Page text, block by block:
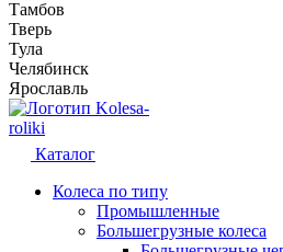
Тамбов
Тверь
Тула
Челябинск
Ярославль
Kolesa-
roliki
Каталог
Колеса по типу
Промышленные
Большегрузные колеса